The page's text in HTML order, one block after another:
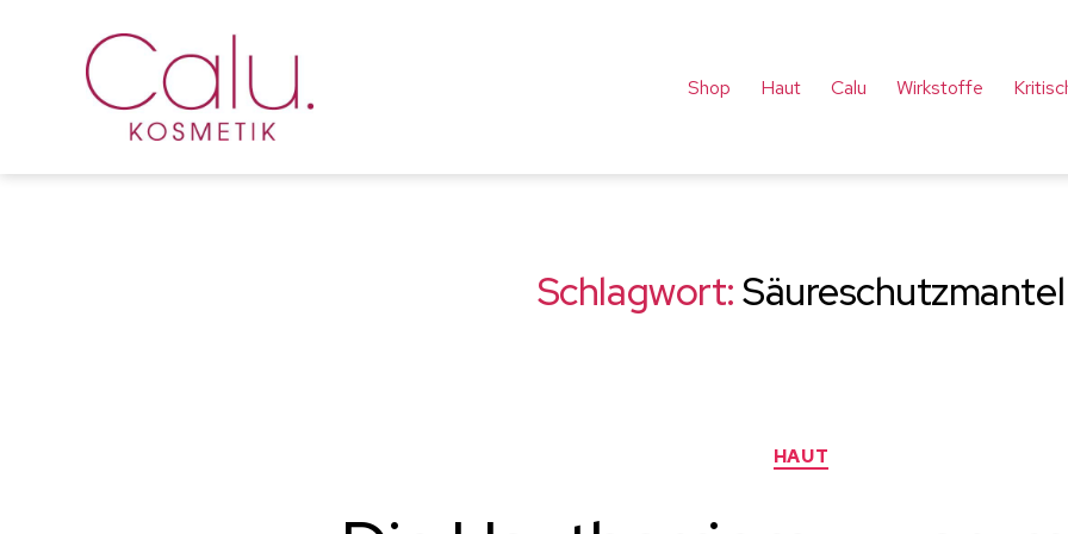
Kosmetik
Shop Haut Calu Wirkstoffe
Schlagwort:Säureschutzmantel
Kategorien
HAUT